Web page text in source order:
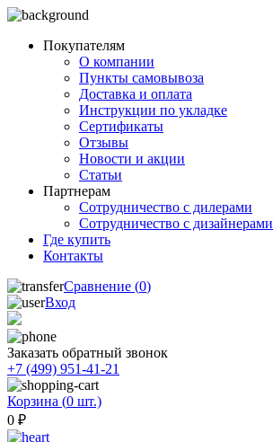
Покупателям
О компании
Пункты самовывоза
Доставка и оплата
Инструкции по укладке
Сертификаты
Отзывы
Новости и акции
Статьи
Партнерам
Сотрудничество с дилерами
Сотрудничество с дизайнерами
Где купить
Контакты
Сравнение (0)
Вход
Заказать обратный звонок
+7 (499) 951-41-21
Корзина (0 шт.)
0 ₽